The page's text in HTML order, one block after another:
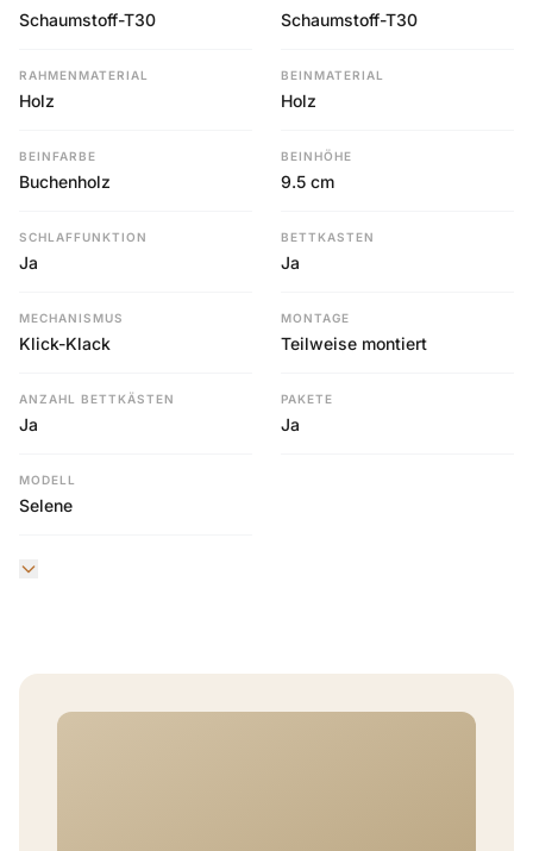
Schaumstoff-T30 Schaumstoff-T30
RAHMENMATERIAL
Holz
BEINMATERIAL
Holz
BEINFARBE
Buchenholz
BEINHÖHE
9.5 cm
SCHLAFFUNKTION
Ja
BETTKASTEN
Ja
MECHANISMUS
Klick-Klack
MONTAGE
Teilweise montiert
ANZAHL BETTKÄSTEN
Ja
PAKETE
Ja
MODELL
Selene